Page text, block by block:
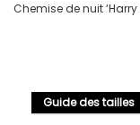
Chemise de nuit ‘Harry
Guide des tailles